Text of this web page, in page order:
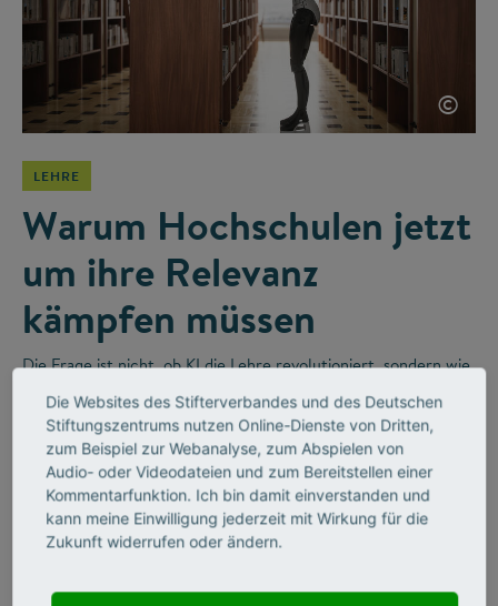
©
LEHRE
Warum Hochschulen jetzt
um ihre Relevanz
kämpfen müssen
Die Frage ist nicht, ob KI die Lehre revolutioniert, sondern wie
Religionswissenschaftler Bernhard Lange vom disruptiven
Wandel in Hochschulen und wie Unternehmen diesen
befeuern werden.
Die Websites des Stifterverbandes und des Deutschen
Stiftungszentrums nutzen Online-Dienste von Dritten,
zum Beispiel zur Webanalyse, zum Abspielen von
Audio- oder Videodateien und zum Bereitstellen einer
Kommentarfunktion. Ich bin damit einverstanden und
kann meine Einwilligung jederzeit mit Wirkung für die
Zukunft widerrufen oder ändern.